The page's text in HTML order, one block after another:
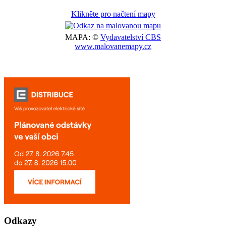
Klikněte pro načtení mapy
MAPA: © Vydavatelství CBS
www.malovanemapy.cz
Odkazy